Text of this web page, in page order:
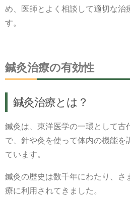
め、医師とよく相談して適切な治
す。
鍼灸治療の有効性
鍼灸治療とは？
鍼灸は、東洋医学の一環として古
で、針や灸を使って体内の機能を
ています。
鍼灸の歴史は数千年にわたり、さ
療に利用されてきました。